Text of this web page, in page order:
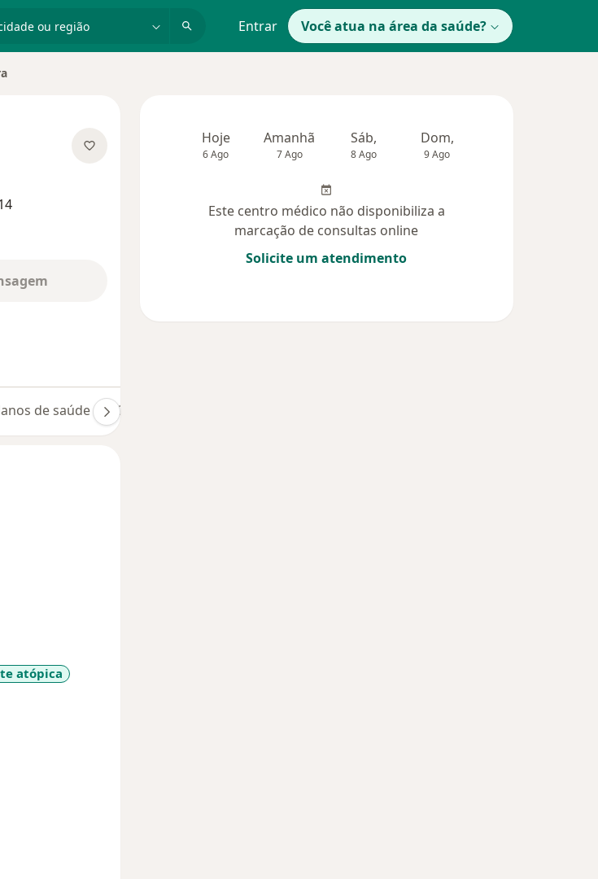
Entrar Você atua na área da saúde?
de saúde Opiniões (433)
atópica
Hoje
6 Ago
Amanhã
7 Ago
Sáb,
8 Ago
Dom,
9 Ago
Este centro médico não disponibiliza a
marcação de consultas online
Solicite um atendimento